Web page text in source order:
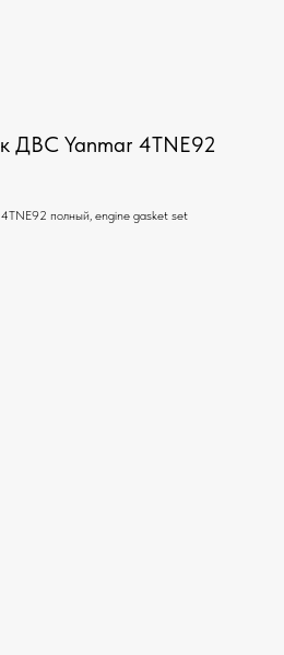
ДВС Yanmar 4TNE92
полный, engine gasket set